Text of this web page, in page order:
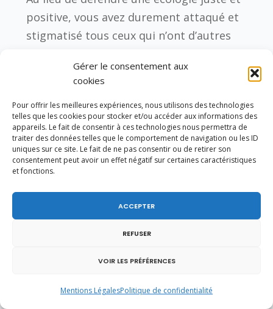
Gérer le consentement aux
cookies
Pour offrir les meilleures expériences, nous utilisons des technologies
telles que les cookies pour stocker et/ou accéder aux informations des
appareils. Le fait de consentir à ces technologies nous permettra de
traiter des données telles que le comportement de navigation ou les ID
uniques sur ce site. Le fait de ne pas consentir ou de retirer son
consentement peut avoir un effet négatif sur certaines caractéristiques
et fonctions.
ACCEPTER
REFUSER
VOIR LES PRÉFÉRENCES
Mentions LégalesPolitique de confidentialité
positive, vous avez durement attaqué et
stigmatisé tous ceux qui n’ont d’autres
les ruraux et les péri-urbains, avec une
fiscalité sur les carburants.
Bref au lieu d’être le Gouvernement du
pouvoir d’achat des Français, vous avez
quinquennat.
Vous vouliez restaurer l’autorité de l’État,
les casseurs qui ont pris en otage le